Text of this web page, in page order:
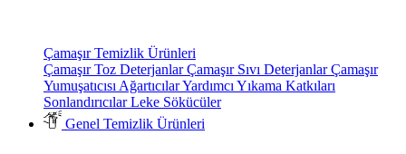
Çamaşır Temizlik Ürünleri
Çamaşır Toz DeterjanlarÇamaşır Sıvı DeterjanlarÇamaşır
Yumuşatıcısı AğartıcılarYardımcı Yıkama Katkıları
SonlandırıcılarLeke Sökücüler
Genel Temizlik Ürünleri